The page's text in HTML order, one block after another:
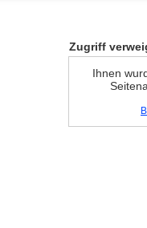
Zugriff
Ihnen